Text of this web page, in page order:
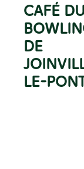
CAFÉ DU
DE
LE-